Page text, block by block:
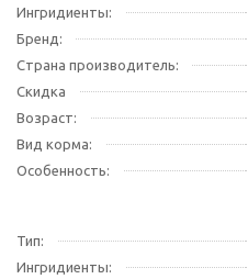
Ингридиенты:
Бренд:
Страна производитель:
Скидка
Возраст:
Вид корма:
Особенность:
Тип:
Ингридиенты: